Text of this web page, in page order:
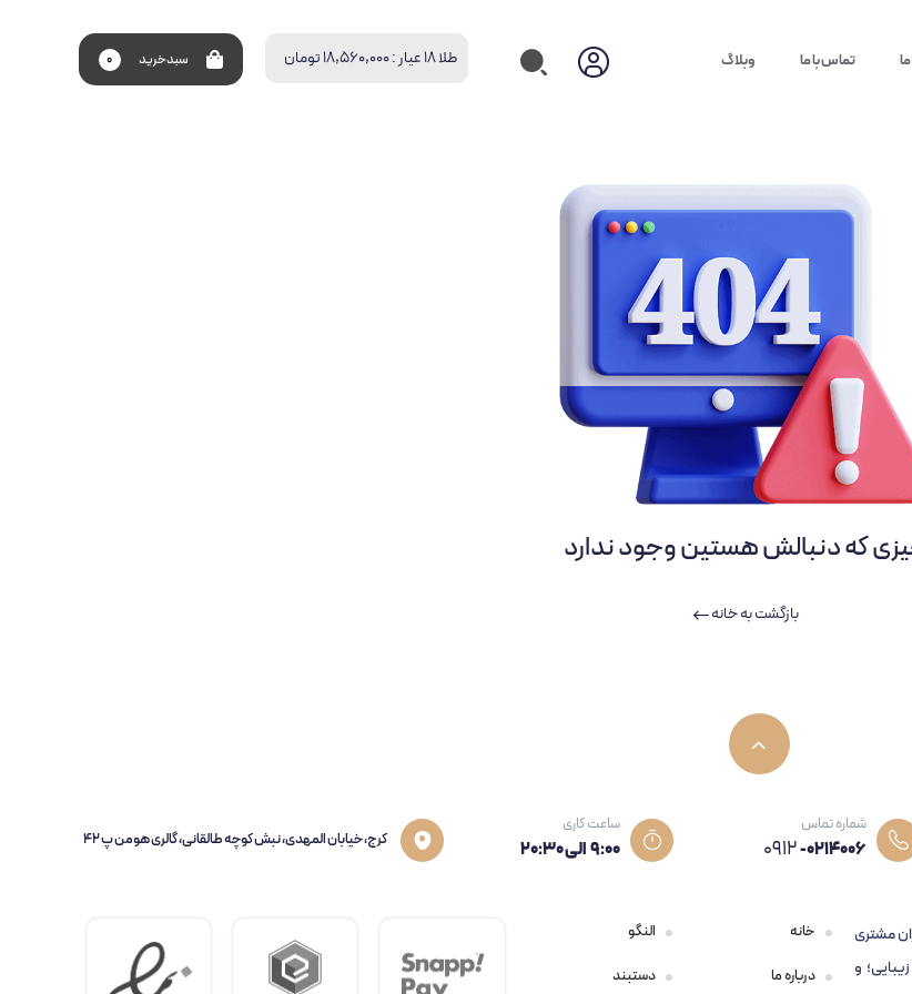
تماس با ما وبلاگ طلا 18 عیار : 18,560,000 تومان سبد‌خرید 0
که دنبالش هستین وجود ندارد
بازگشت به خانه
شماره تماس
0912-0214006
ساعت کاری
۹:۰۰ الی 20:30 کرج، خیابان المهدی، نبش کوچه طالقانی، گالری هومن پ 42
مشتری
و
خانه
درباره ما
النگو
دستبند